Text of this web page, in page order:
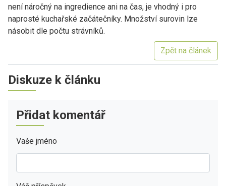
není náročný na ingredience ani na čas, je vhodný i pro
naprosté kuchařské začátečníky. Množství surovin lze
násobit dle počtu strávníků.
Zpět na článek
Diskuze k článku
Přidat komentář
Vaše jméno